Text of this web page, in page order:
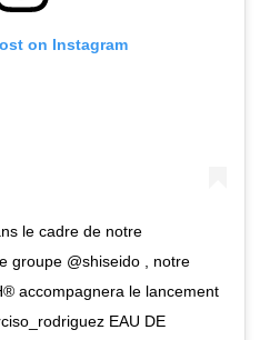
on Instagram
le cadre de notre
groupe @shiseido , notre
accompagnera le lancement
EAU DE